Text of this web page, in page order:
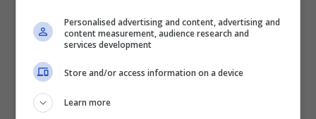
Personalised advertising and content, advertising and
content measurement, audience research and
services development
Store and/or access information on a device
Learn more